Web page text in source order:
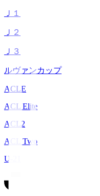
Ｊ１
Ｊ２
Ｊ３
ルヴァンカップ
ACLE
ACL Elite
ACL2
ACL Two
U-21